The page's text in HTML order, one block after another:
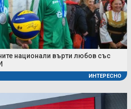
национали върти любов със
ИНТЕРЕСНО